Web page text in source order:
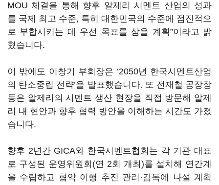
MOU 체결을 통해 향후 알제리 시멘트 산업의 성과
를 국제 최고 수준, 특히 대한민국의 수준에 점진적으
로 부합시키는 데 우선 목표를 삼을 계획”이라고 밝
혔습니다.
이 밖에도 이창기 부회장은 ‘2050년 한국시멘트산업
의 탄소중립 전략’을 발표했습니다. 또 전재철 공장장
등은 알제리의 시멘트 생산 현장을 직접 방문해 알제
리 내 현안과 향후 협력 방안을 이해하는 시간도 가졌
습니다.
향후 2년간 GICA와 한국시멘트협회는 각 기관 대표
로 구성된 운영위원회(연 2회 개최)를 설치해 연간계
을 수립하고 협약 이행 추진 관리·감독에 나설 계획